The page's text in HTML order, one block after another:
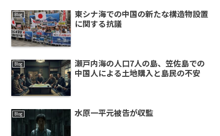
Blog
東シナ海での中国の新たな構造物設置
に関する抗議
Blog
瀬戸内海の人口7人の島、笠佐島での
中国人による土地購入と島民の不安
Blog 水原一平元被告が収監